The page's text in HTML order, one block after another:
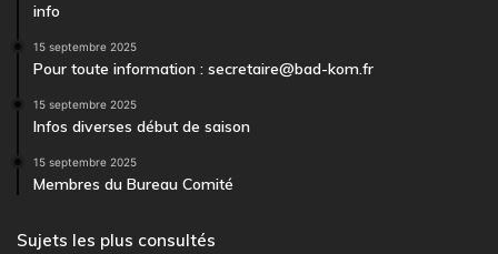
info
15 septembre 2025
Pour toute information : secretaire@bad-kom.fr
15 septembre 2025
Infos diverses début de saison
15 septembre 2025
Membres du Bureau Comité
Sujets les plus consultés